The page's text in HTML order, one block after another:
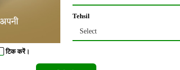
पावर के साथ में आता है, इस ट्रैक्टर की इंजन पावर की बात करे तो
का इंजन 2200 RPM पर उत्कर्ष्ठ प्रदर्शन करता है।
Tehsil
Select
टिककरें।